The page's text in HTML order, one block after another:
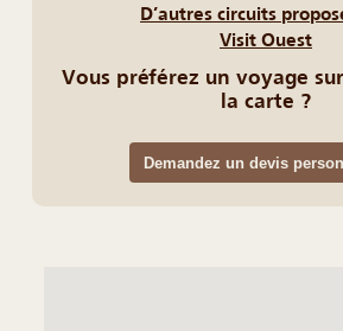
D’autres circuits
Visit Ouest
Vous préférez un voyage
la carte ?
Demandez un devis